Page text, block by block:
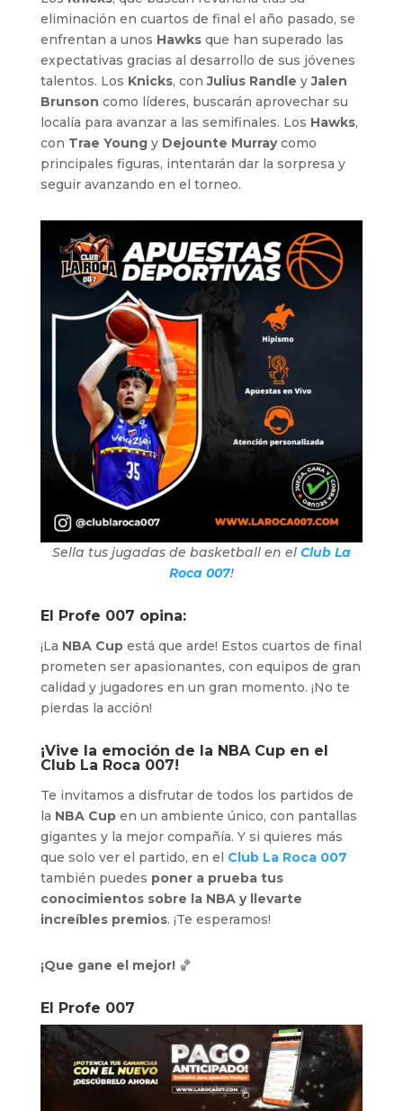
eliminación en cuartos de final el año pasado, se
enfrentan a unos Hawksque han superado las
expectativas gracias al desarrollo de sus jóvenes
talentos. Los Knicks, conJulius Randle yJalen
Brunson como líderes, buscarán aprovechar su
localía para avanzar a las semifinales. Los Hawks,
con Trae Youngy Dejounte Murraycomo
principales figuras, intentarán dar la sorpresa y
seguir avanzando en el torneo.
Sella tus jugadas de basketball en el Club La
Roca 007!
El Profe 007 opina:
¡La NBA Cupestá que arde! Estos cuartos de final
prometen ser apasionantes, con equipos de gran
calidad y jugadores en un gran momento. ¡No te
pierdas la acción!
¡Vive la emoción de la NBA Cup en el
Club La Roca 007!
Te invitamos a disfrutar de todos los partidos de
la NBA Cupen un ambiente único, con pantallas
gigantes y la mejor compañía. Y si quieres más
que solo ver el partido, en el Club La Roca 007
también puedes poner a prueba tus
conocimientos sobre la NBA y llevarte
increíbles premios. ¡Te esperamos!
¡Que gane el mejor!🏀
El Profe 007